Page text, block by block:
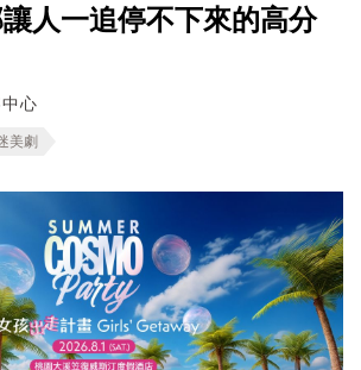
人一追停不下來的高分
心
美劇